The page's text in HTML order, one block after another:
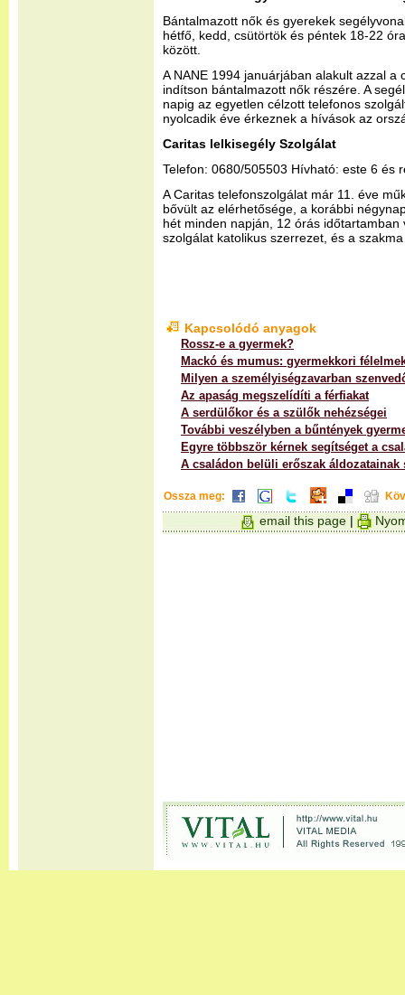
Bántalmazott nők és gyerekek
hétfő, kedd, csütörtök és péntek 18-22
között.
A NANE 1994 januárjában alakult azzal a
indítson bántalmazott nők részére. A
napig az egyetlen célzott telefonos
nyolcadik éve érkeznek a hívások az
Caritas lelkisegély Szolgálat
Telefon: 0680/505503 Hívható: este 6 és
A Caritas telefonszolgálat már 11. éve
bővült az elérhetősége, a korábbi
hét minden napján, 12 órás időtartamban
szolgálat katolikus szerrezet, és a
Kapcsolódó anyagok
Rossz-e a gyermek?
Mackó és mumus: gyermekkori
Milyen a személyiségzavarban
Az apaság megszelídíti a férfiakat
A serdülőkor és a szülők nehézségei
További veszélyben a bűntények
Egyre többször kérnek segítséget a
A családon belüli erőszak áldozatainak
Ossza meg:
email this page |